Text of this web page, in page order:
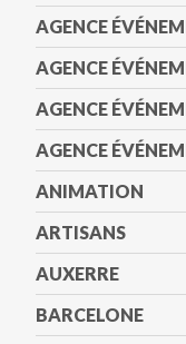
AGENCE
AGENCE
AGENCE
AGENCE
ANIMATION
ARTISANS
AUXERRE
BARCELONE